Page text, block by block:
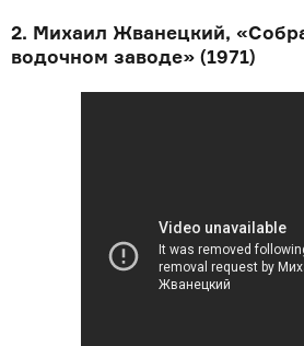
2. Михаил Жванецкий,
водочном заводе» (1971)